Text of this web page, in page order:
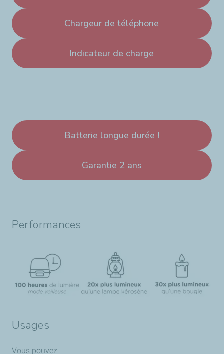
Chargeur de téléphone
Indicateur de charge
Batterie longue durée !
Garantie 2 ans
Performances
Usages
Vous pouvez